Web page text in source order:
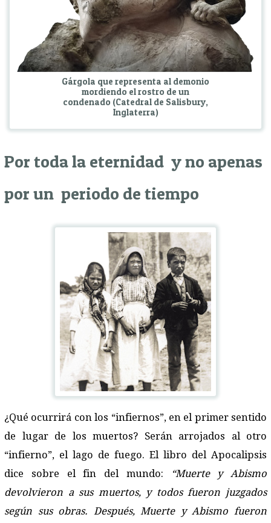
Gárgola que representa al demonio
mordiendo el rostro de un
condenado (Catedral de Salisbury,
Inglaterra)
Por toda la eternidad y no apenas
por un periodo de tiempo
¿Qué ocurrirá con los “infiernos”, en el primer sentido
de lugar de los muertos? Serán arrojados al otro
“infierno”, el lago de fuego. El libro del Apocalipsis
dice sobre el fin del mundo:
“Muerte y Abismo
devolvieron a sus muertos, y todos fueron juzgados
según sus obras. Después, Muerte y Abismo fueron